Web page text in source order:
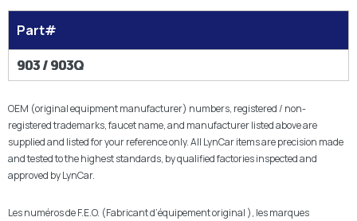
Part#
903 / 903Q
OEM (original equipment manufacturer) numbers, registered / non-
registered trademarks, faucet name, and manufacturer listed above are
supplied and listed for your reference only. All LynCar items are precision made
and tested to the highest standards, by qualified factories inspected and
approved by LynCar.
Les numéros de F.E.O. (Fabricant d’équipement original ), les marques